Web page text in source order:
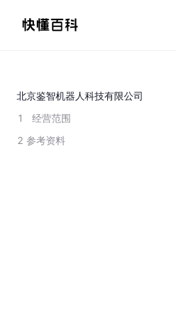
北京鉴智机器人科技有限公司
1
经营范围
2 参考资料